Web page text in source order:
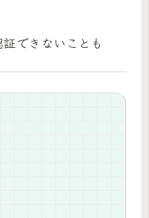
できないことも